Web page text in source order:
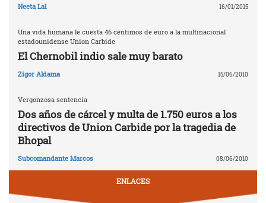
Neeta Lal 16/01/2015
Una vida humana le cuesta 46 céntimos de euro a la multinacional
estadounidense Union Carbide
El Chernobil indio sale muy barato
Zigor Aldama 15/06/2010
Vergonzosa sentencia
Dos años de cárcel y multa de 1.750 euros a los
directivos de Union Carbide por la tragedia de
Bhopal
Subcomandante Marcos 08/06/2010
ENLACES